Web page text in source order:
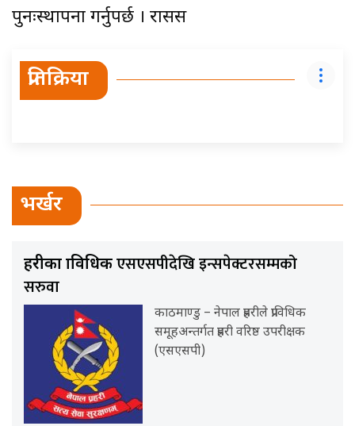
पुनःस्थापना गर्नुपर्छ । रासस
प्रतिक्रिया
भर्खर
प्रहरीका प्राविधिकएसएसपीदेखि इन्सपेक्टरसम्मको
सरुवा
काठमाण्डु – नेपाल प्रहरीले प्राविधिक
समूहअन्तर्गत प्रहरी वरिष्ठ उपरीक्षक
(एसएसपी)